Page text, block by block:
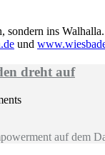
sondern ins
und
dreht auf
auf dem